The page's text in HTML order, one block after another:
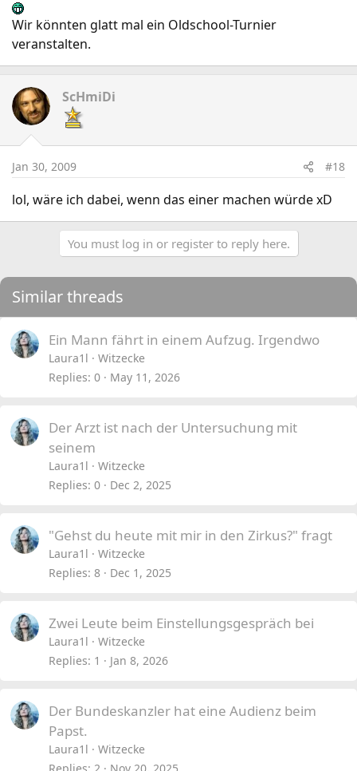
Wir könnten glatt mal ein Oldschool-Turnier
veranstalten.
ScHmiDi
Jan 30, 2009 #18
lol, wäre ich dabei, wenn das einer machen würde xD
You must log in or register to reply here.
Similar threads
Ein Mann fährt in einem Aufzug. Irgendwo
Laura1l
Witzecke
Replies 0 May 11, 2026
Der Arzt ist nach der Untersuchung mit
seinem
Laura1l
Witzecke
Replies 0 Dec 2, 2025
"Gehst du heute mit mir in den Zirkus?" fragt
Laura1l
Witzecke
Replies 8 Dec 1, 2025
Zwei Leute beim Einstellungsgespräch bei
Laura1l
Witzecke
Replies 1 Jan 8, 2026
Der Bundeskanzler hat eine Audienz beim
Papst.
Laura1l
Witzecke